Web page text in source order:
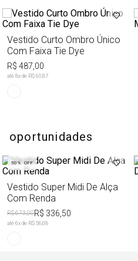
Vestido Curto Ombro Único
Com Faixa Tie Dye
R$ 487,00
até 8x de R$ 60,87
oportunidades
50% OFF
Vestido Super Midi De Alça
Com Renda
R$ 673,00R$ 336,50
até 6x de R$ 56,08